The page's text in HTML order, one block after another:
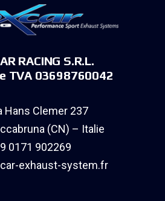
RACING S.R.L.
TVA 03698760042
Hans Clemer 237
(CN) – Italie
0171 902269
exhaust-system.fr